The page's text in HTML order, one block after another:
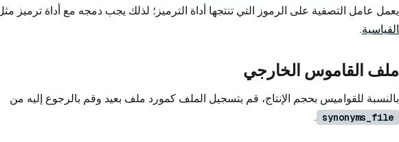
يعمل عامل التصفية على الرموز التي تنتجها أداة الترميز؛ لذلك يجب دمجه مع أداة ترميز مثل
القياسية.
ملف القاموس الخارجي
بالنسبة للقواميس بحجم الإنتاج، قم بتسجيل الملف كمورد ملف بعيد وقم بالرجوع إليه من
synonyms_file
.